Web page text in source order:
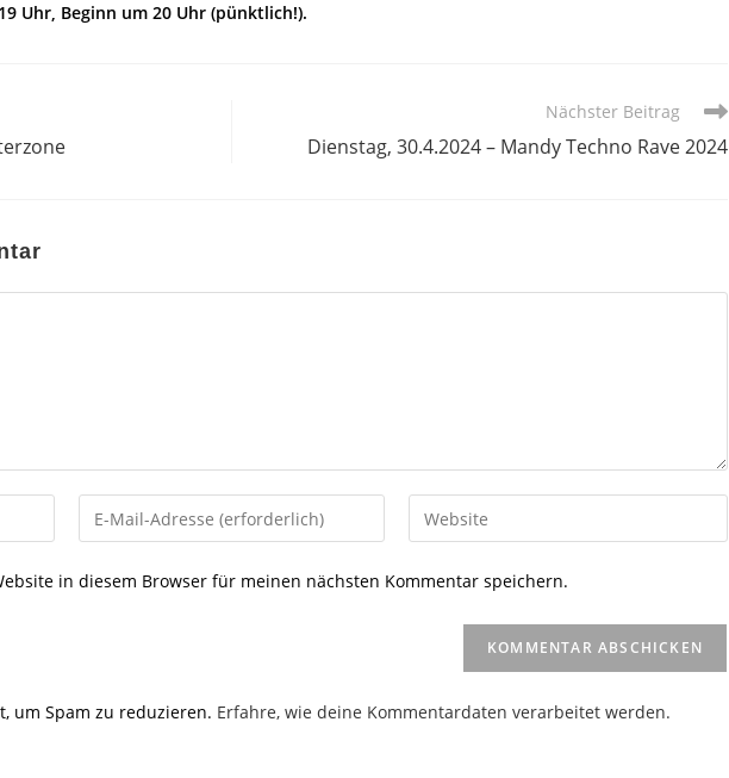
19 Uhr, Beginn um 20 Uhr (pünktlich!).
Nächster Beitrag
Dienstag, 30.4.2024 – Mandy Techno Rave 2024
Gib
deine
ein
Gib
deine
in diesem Browser für meinen nächsten Kommentar speichern.
um Spam zu reduzieren. Erfahre, wie deine Kommentardaten verarbeitet werden.